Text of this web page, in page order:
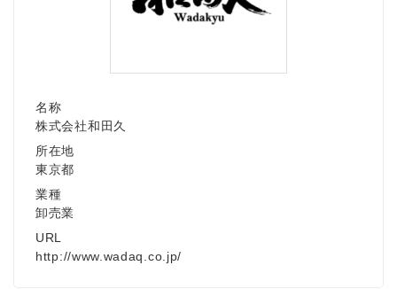
名称
株式会社和田久
所在地
東京都
業種
卸売業
URL
http://www.wadaq.co.jp/